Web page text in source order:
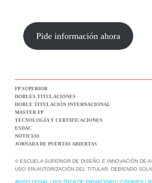
Pide información ahora
FP SUPERIOR
DOBLES TITULACIONES
DOBLE TITULACIÓN INTERNACIONAL
MASTER FP
TECNOLOGÍA Y CERTIFICACIONES
ESDAC
NOTICIAS
JORNADA DE PUERTAS ABIERTAS
© ESCUELA SUPERIOR DE DISEÑO E INNOVACIÓN DE
USO SIN AUTORIZACIÓN DEL TITULAR, DEBIENDO
AVISO LEGAL | POLÍTICA DE PRIVACIDAD | COOKIES |